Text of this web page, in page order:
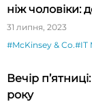
ніж чоловіки:
31 липня, 2023
#McKinsey & Co.#IT
Вечір
року